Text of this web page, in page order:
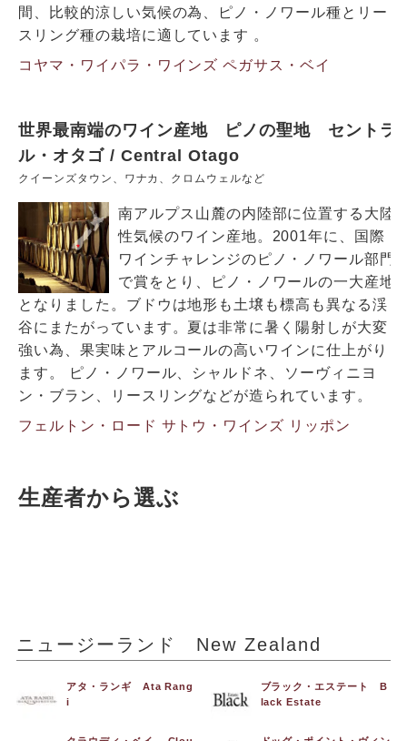
間、比較的涼しい気候の為、ピノ・ノワール種とリー
スリング種の栽培に適しています 。
コヤマ・ワイパラ・ワインズ ペガサス・ベイ
世界最南端のワイン産地 ピノの聖地 セントラ
ル・オタゴ / Central Otago
クイーンズタウン、ワナカ、クロムウェルなど
南アルプス山麓の内陸部に位置する大陸
性気候のワイン産地。2001年に、国際
ワインチャレンジのピノ・ノワール部門
で賞をとり、ピノ・ノワールの一大産地
となりました。ブドウは地形も土壌も標高も異なる渓
谷にまたがっています。夏は非常に暑く陽射しが大変
強い為、果実味とアルコールの高いワインに仕上がり
ます。 ピノ・ノワール、シャルドネ、ソーヴィニヨ
ン・ブラン、リースリングなどが造られています。
フェルトン・ロード サトウ・ワインズ リッポン
生産者から選ぶ
ニュージーランド New Zealand
アタ・ランギ Ata Rang
i
ブラック・エステート B
lack Estate